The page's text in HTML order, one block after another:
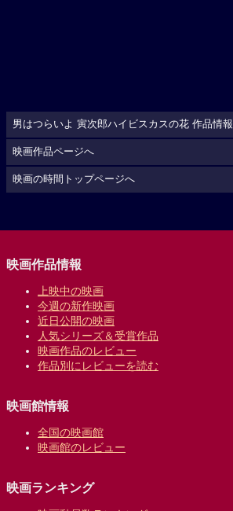
男はつらいよ 寅次郎ハイビスカスの花 作品情報
映画作品ページへ
映画の時間トップページへ
映画作品情報
上映中の映画
今週の新作映画
近日公開の映画
人気シリーズ＆受賞作品
映画作品のレビュー
作品別にレビューを読む
映画館情報
全国の映画館
映画館のレビュー
映画ランキング